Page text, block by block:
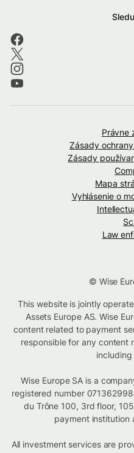
Právne
Zásady
Zásady
Mapa
Vyhlásenie o
Law
© Wise
This website is jointly
Assets Europe AS. Wise
content related to payment
responsible for any content
Wise Europe SA is a
registered number
du Trône 100, 3rd floor,
payment institution
All investment services are